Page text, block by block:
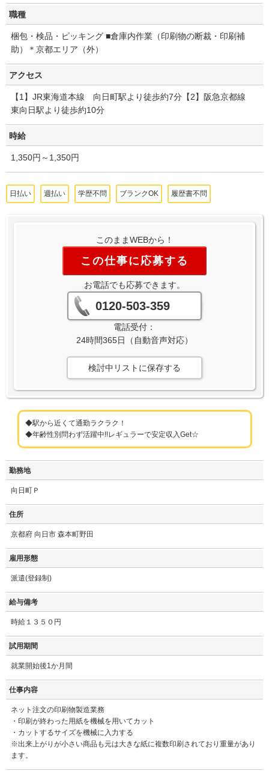
職種
梱包・検品・ピッキング ■倉庫内作業（印刷物の断裁・印刷補
助）＊京都エリア（外）
アクセス
【1】JR東海道本線 向日町駅より徒歩約7分【2】阪急京都線
東向日駅より徒歩約10分
時給
1,350円～1,350円
日払い 週払い 学歴不問 ブランクOK 履歴書不問
このままWEBから！
この仕事に応募する
お電話でも応募できます。
0120-503-359
電話受付：
24時間365日（自動音声対応）
検討中リストに保存する
◆駅から近くて通勤ラクラク！
◆年齢性別問わず活躍中!!レギュラーで安定収入Get☆
勤務地
向日町Ｐ
住所
京都府 向日市 森本町野田
雇用形態
派遣(登録制)
給与備考
時給１３５０円
試用期間
就業開始後1か月間
仕事内容
ネット注文の印刷物製造業務
・印刷が終わった用紙を機械を用いてカット
・カットするサイズを機械に入力する
※出来上がりが小さい商品も元は大きな紙に複数印刷されており重量があり
ます。